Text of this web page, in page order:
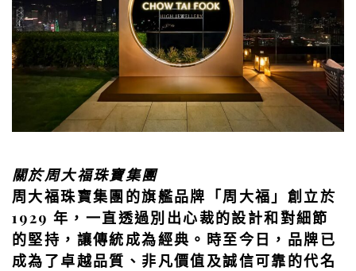
關於周大福珠寶集團
周大福珠寶集團的旗艦品牌「周大福」創立於
1929 年，一直透過別出心裁的設計和對細節
的堅持，讓傳統成為經典。時至今日，品牌已
成為了卓越品質、非凡價值及誠信可靠的代名